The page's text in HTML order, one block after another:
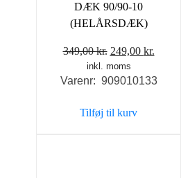
DÆK 90/90-10
(HELÅRSDÆK)
349,00kr. Den
oprindelige
pris
349,00 kr..
249,00 kr.
pris
inkl. moms
Varenr: 909010133
Tilføj til kurv